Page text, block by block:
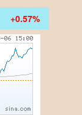
+0.57%